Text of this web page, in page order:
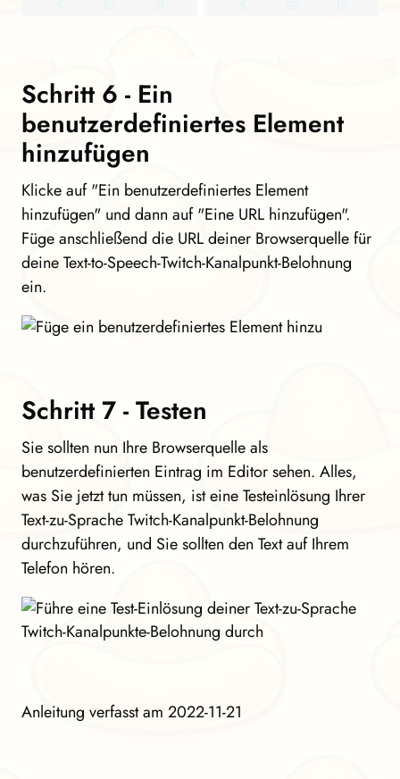
Schritt 6 - Ein
benutzerdefiniertes Element
hinzufügen
Klicke auf "Ein benutzerdefiniertes Element
hinzufügen" und dann auf "Eine URL hinzufügen".
Füge anschließend die URL deiner Browserquelle für
deine Text-to-Speech-Twitch-Kanalpunkt-Belohnung
ein.
Schritt 7 - Testen
Sie sollten nun Ihre Browserquelle als
benutzerdefinierten Eintrag im Editor sehen. Alles,
was Sie jetzt tun müssen, ist eine Testeinlösung Ihrer
Text-zu-Sprache Twitch-Kanalpunkt-Belohnung
durchzuführen, und Sie sollten den Text auf Ihrem
Telefon hören.
Anleitung verfasst am 2022-11-21